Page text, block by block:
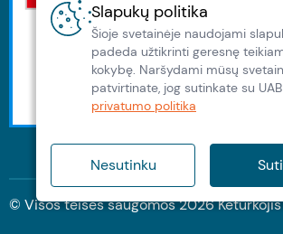
Slapukų politika
Šioje svetainėje naudojami
padeda užtikrinti geresnę
kokybę. Naršydami müsų
patvirtinate, jog sutinkate su UAB
privatumo politika
Nesutinku
© Visos teisės saugomos2026Keturkojis